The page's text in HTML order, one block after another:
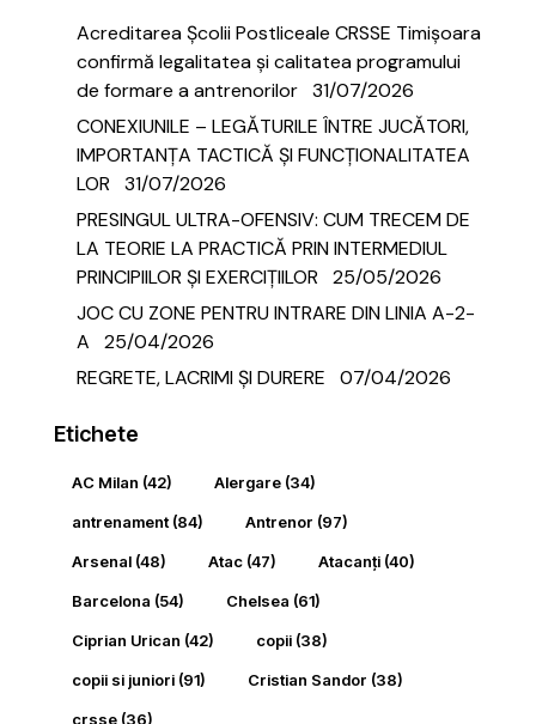
Acreditarea Școlii Postliceale CRSSE Timișoara
confirmă legalitatea și calitatea programului
de formare a antrenorilor 31/07/2026
CONEXIUNILE – LEGĂTURILE ÎNTRE JUCĂTORI,
IMPORTANȚA TACTICĂ ȘI FUNCȚIONALITATEA
LOR
31/07/2026
PRESINGUL ULTRA-OFENSIV: CUM TRECEM DE
LA TEORIE LA PRACTICĂ PRIN INTERMEDIUL
PRINCIPIILOR ȘI EXERCIȚIILOR
25/05/2026
JOC CU ZONE PENTRU INTRARE DIN LINIA A-2-
A
25/04/2026
REGRETE, LACRIMI ȘI DURERE
07/04/2026
Etichete
AC Milan (42) Alergare (34)
antrenament(84) Antrenor (97)
Arsenal (48) Atac (47) Atacanți (40)
Barcelona (54) Chelsea (61)
Ciprian Urican (42) copii (38)
copii si juniori (91) Cristian Sandor (38)
crsse (36)